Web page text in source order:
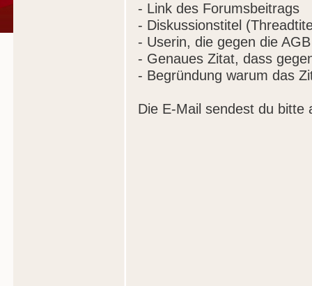
- Link des Forumsbeitrags
- Diskussionstitel
- Userin, die gegen die
- Genaues Zitat, dass
- Begründung warum das
Die E-Mail sendest du bitte